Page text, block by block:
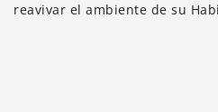
reavivar el ambiente de su